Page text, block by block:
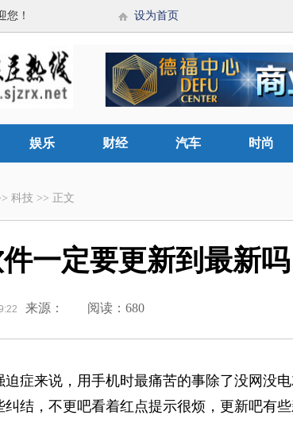
您！ 设为首页
娱乐 财经 汽车 时尚
科技 >> 正文
一定要更新到最新
来源： 阅读：680
迫症来说，用手机时最痛苦的事除了没网没
纠结，不更吧看着红点提示很烦，更新吧有